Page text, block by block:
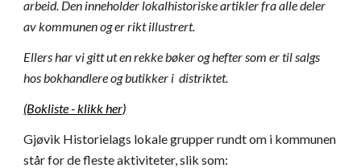
arbeid. Den inneholder lokalhistoriske artikler fra alle deler
av kommunen og er rikt illustrert.
Ellers har vi gitt ut en rekke bøker og hefter som er til salgs
hos bokhandlere og butikker i distriktet.
(Bokliste - klikk her)
Gjøvik Historielags lokale grupper rundt om i kommunen
står for de fleste aktiviteter, slik som: